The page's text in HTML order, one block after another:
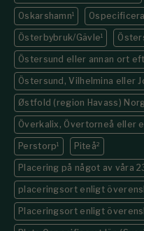
Oskarshamn1
Österbybruk/Gävle1
Östersund eller annan ort
Östersund, Vilhelmina eller
Østfold (region Havass)
Överkalix, Övertorneå eller
Perstorp1 Piteå2
Placering på något av våra
placeringsort enligt
Placeringsort enligt